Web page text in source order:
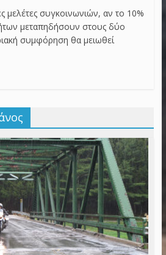
συγκοινωνιών, αν το 10%
μεταπηδήσουν στους δύο
συμφόρηση θα μειωθεί